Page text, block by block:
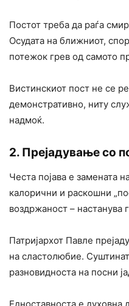
Постот треба да раѓа
Осудата на ближниот,
потежок грев од самото
Вистинскиот пост не се
демонстративно, ниту
надмоќ.
2. Прејадување со
Честа појава е замената
калорични и раскошни
воздржаност – настанува
Патријархот Павле
на сластолюбие.
разновидноста на посни